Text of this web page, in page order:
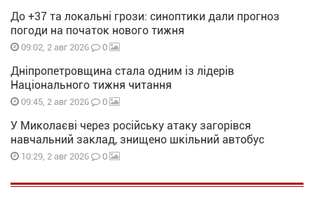
До +37 та локальні грози: синоптики дали прогноз
погоди на початок нового тижня
09:02, 2 авг 2026 0
Дніпропетровщина стала одним із лідерів
Національного тижня читання
09:45, 2 авг 2026 0
У Миколаєві через російську атаку загорівся
навчальний заклад, знищено шкільний автобус
10:29, 2 авг 2026 0